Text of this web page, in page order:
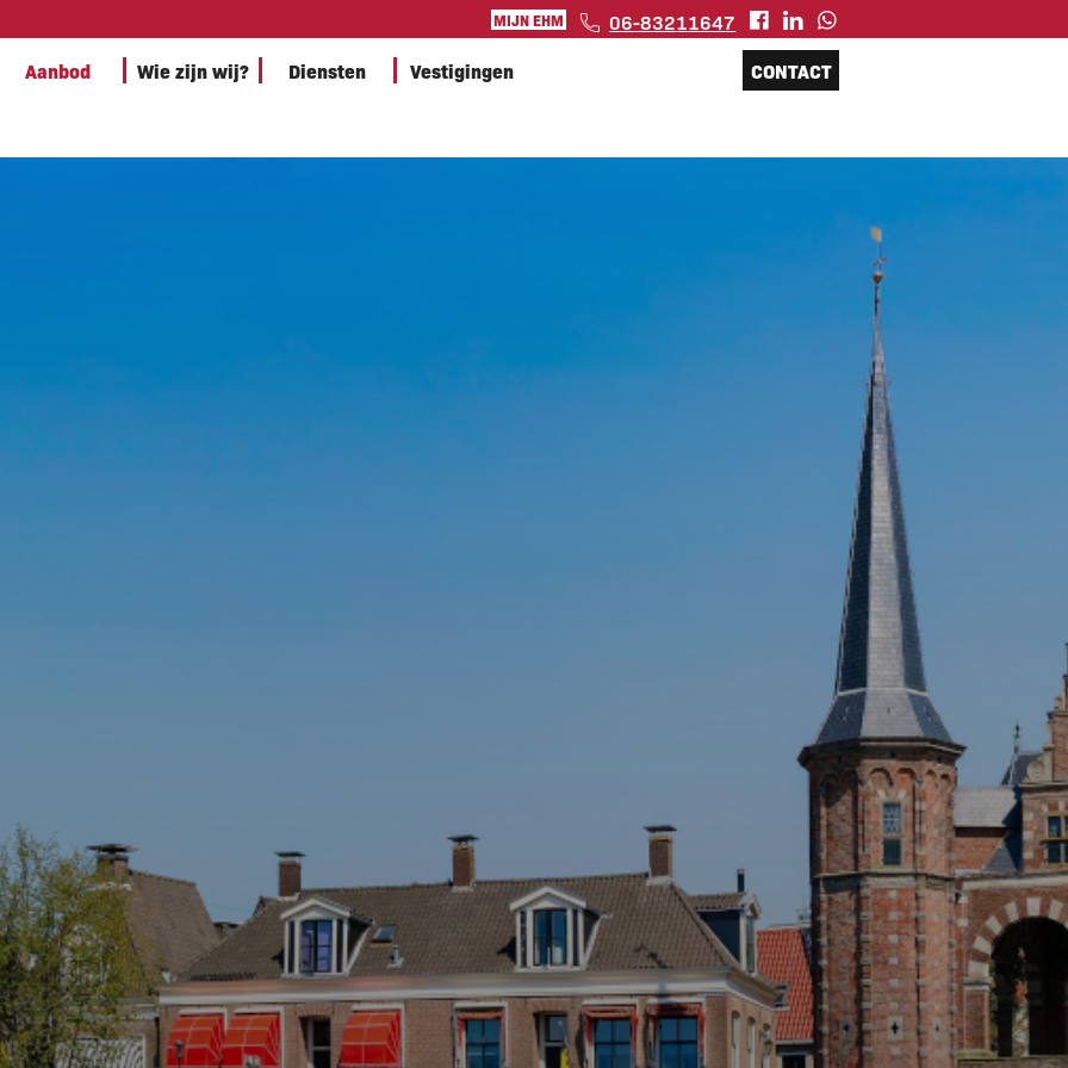
MIJN EHM
06-83211647
Aanbod
Wie zijn wij? Diensten Vestigingen CONTACT